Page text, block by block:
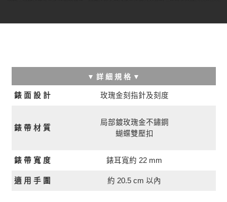
▼ 詳 細 規 格 ▼
錶 面 設 計 玫瑰金刻指針及刻度
錶 帶 材 質
局部鍍玫瑰金不鏽鋼
蝴蝶雙壓扣
錶 帶 寬 度 錶耳寬約 22 mm
適 用 手 圍 約 20.5 cm 以內